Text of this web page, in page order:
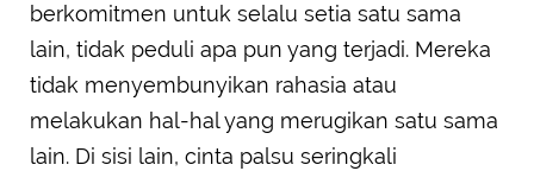
berkomitmen untuk selalu setia satu sama
lain, tidak peduli apa pun yang terjadi. Mereka
tidak menyembunyikan rahasia atau
melakukan hal-hal yang merugikan satu sama
lain. Di sisi lain, cinta palsu seringkali